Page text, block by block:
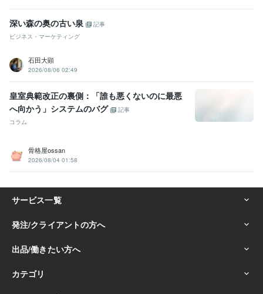
深い森の奥の古い泉
記事
ビジネス・マーケティング
石田大顕
2026/08/06 02:49
皇室典範改正の裏側：「誰も悪くないのに最悪
へ向かう」システムのバグ
記事
コラム
骨格屋ossan
2026/08/04 01:58